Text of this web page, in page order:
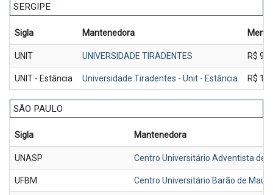
SERGIPE
Sigla Mantenedora
UNIT UNIVERSIDADE TIRADENTES R$
UNIT - Estância Universidade Tiradentes - Unit - Estância R$
SÃO PAULO
Sigla Mantenedora
UNASP Centro Universitário Adventista de
UFBM Centro Universitário Barão de